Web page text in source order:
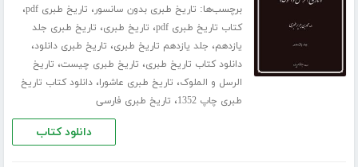
برچسب‌ها: تاریخ طبری بدون سانسور، تاریخ طبری pdf ،
کتاب تاریخ طبری pdf ، تاریخ طبری، تاریخ طبری جلد
‌یازدهم، جلد یازدهم تاریخ طبری، تاریخ طبری دانلود،
دانلود کتاب تاریخ طبری، تاریخ طبری چیست، تاریخ
الرسل و الملوک، تاریخ طبری عاشورا،دانلود کتاب تاریخ
طبری چاپ 1352
، تاریخ طبری فارسی
دانلود کتاب